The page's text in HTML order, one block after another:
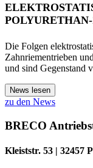
Die Folgen
Zahnriementrieben
und sind Gegenstand
News lesen
zu den News
BRECO
Kleiststr. 53 | 32457